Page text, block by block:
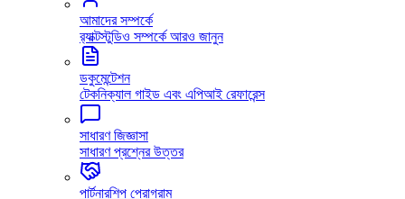
আমাদের সম্পর্কে
র‍্যাক্টস্টুডিও সম্পর্কে আরও জানুন
ডকুমেন্টেশন
টেকনিক্যাল গাইড এবং এপিআই রেফারেন্স
সাধারণ জিজ্ঞাসা
সাধারণ প্রশ্নের উত্তর
পার্টনারশিপ প্রোগ্রাম